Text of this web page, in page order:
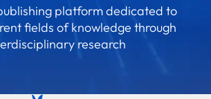
platform dedicated to
fields of knowledge through
research